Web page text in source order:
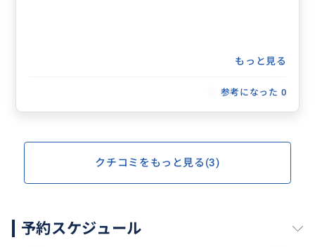
もっと見る
参考になった 0
クチコミをもっと見る(3)
予約スケジュール